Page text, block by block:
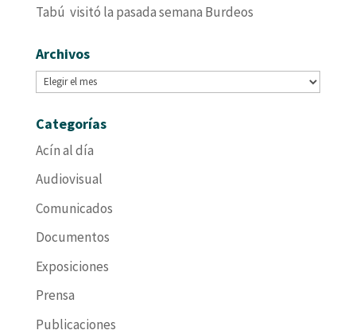
Tabú visitó la pasada semana Burdeos
Archivos
Archivos
Categorías
Acín al día
Audiovisual
Comunicados
Documentos
Exposiciones
Prensa
Publicaciones